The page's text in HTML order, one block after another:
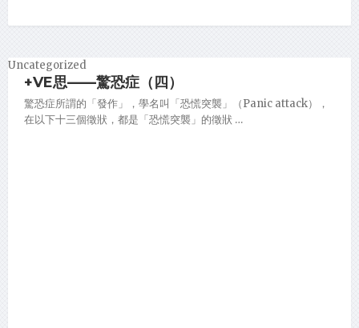
Uncategorized
+VE思——驚恐症（四）
驚恐症所謂的「發作」，學名叫「恐慌突襲」（Panic attack），
在以下十三個徵狀，都是「恐慌突襲」的徵狀 …